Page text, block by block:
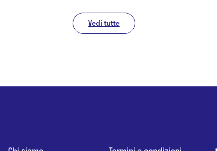
Vedi tutte